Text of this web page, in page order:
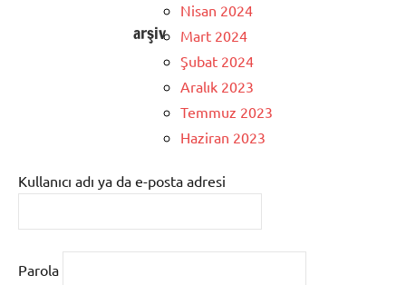
arşiv
Nisan 2024
Mart 2024
Şubat 2024
Aralık 2023
Temmuz 2023
Haziran 2023
Kullanıcı adı ya da e-posta adresi
Parola